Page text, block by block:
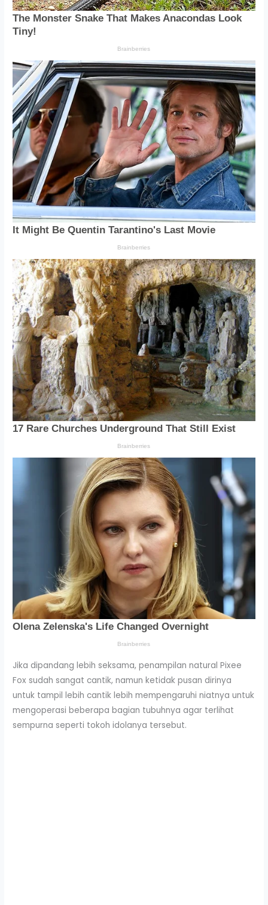
Jika dipandang lebih seksama, penampilan natural Pixee
Fox sudah sangat cantik, namun ketidak pusan dirinya
untuk tampil lebih cantik lebih mempengaruhi niatnya untuk
mengoperasi beberapa bagian tubuhnya agar terlihat
sempurna seperti tokoh idolanya tersebut.